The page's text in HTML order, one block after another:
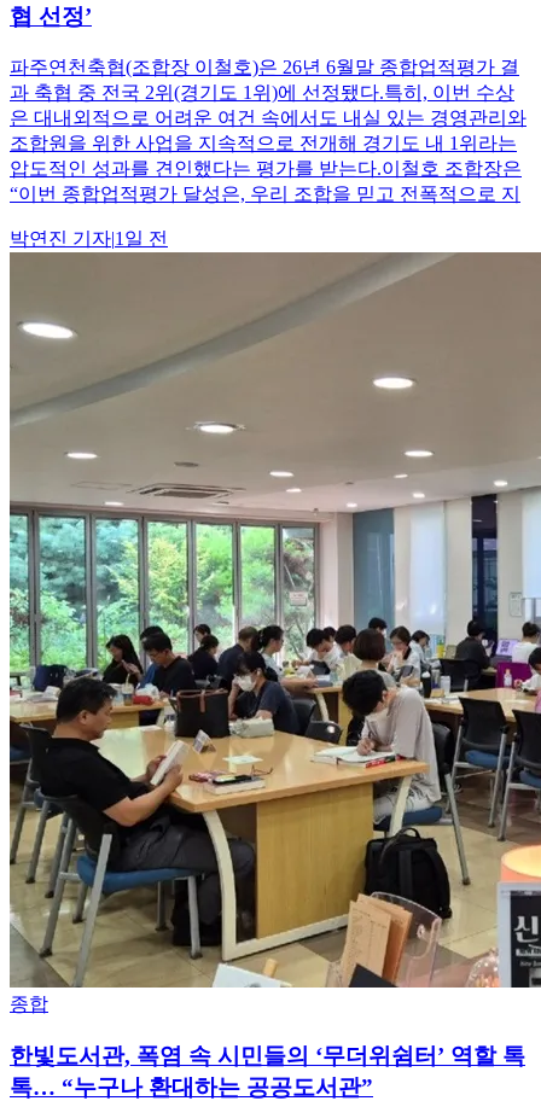
협 선정’
파주연천축협(조합장 이철호)은 26년 6월말 종합업적평가 결
과 축협 중 전국 2위(경기도 1위)에 선정됐다.특히, 이번 수상
은 대내외적으로 어려운 여건 속에서도 내실 있는 경영관리와
조합원을 위한 사업을 지속적으로 전개해 경기도 내 1위라는
압도적인 성과를 견인했다는 평가를 받는다.이철호 조합장은
“이번 종합업적평가 달성은, 우리 조합을 믿고 전폭적으로 지
박연진 기자|1일 전
종합
한빛도서관, 폭염 속 시민들의 ‘무더위쉼터’ 역할 톡
톡… “누구나 환대하는 공공도서관”